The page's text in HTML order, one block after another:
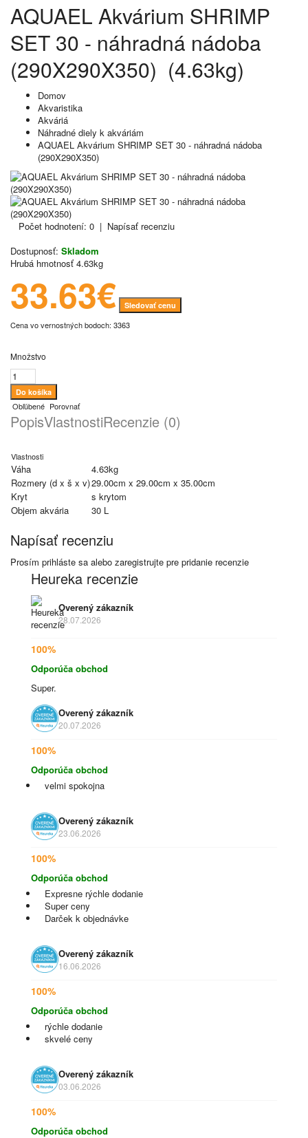
AQUAEL Akvárium SHRIMP
SET 30 - náhradná nádoba
(290X290X350) (4.63kg)
Domov
Akvaristika
Akváriá
Náhradné diely k akváriám
AQUAEL Akvárium SHRIMP SET 30 - náhradná nádoba
(290X290X350)
Počet hodnotení: 0 | Napísať recenziu
Dostupnosť: Skladom
Hrubá hmotnosť 4.63kg
33.63€ Sledovať cenu
Cena vo vernostných bodoch: 3363
Množstvo
Obľúbené Porovnať
PopisVlastnostiRecenzie (0)
Vlastnosti
Váha
4.63kg
Rozmery (d x š x v)29.00cm x 29.00cm x 35.00cm
Kryt
s krytom
Objem akvária
30 L
Napísať recenziu
Prosím prihláste sa alebo zaregistrujte pre pridanie recenzie
Heureka recenzie
Overený zákazník
28.07.2026
100%
Odporúča obchod
Super.
Overený zákazník
20.07.2026
100%
Odporúča obchod
velmi spokojna
Overený zákazník
23.06.2026
100%
Odporúča obchod
Expresne rýchle dodanie
Super ceny
Darček k objednávke
Overený zákazník
16.06.2026
100%
Odporúča obchod
rýchle dodanie
skvelé ceny
Overený zákazník
03.06.2026
100%
Odporúča obchod